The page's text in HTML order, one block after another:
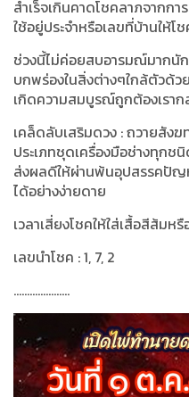
สำเร็จเกินคาดโชคลาภจากกา
ใช้อยู่ประจำหรือเลขที่บ้านให้
ช่วงนี้ไม่ค่อยสบอารมณ์มากนั
บกพร่องในสิ่งต่างๆใกล้ตัวด้ว
เกิดความสมบูรณ์ถูกต้องเราก
เคล็ดลับเสริมดวง :ถวายสังฆ
ประเภทชุดเครื่องมือช่างทุกช
ส่งผลดีให้ผ่านพ้นอุปสรรคปัญ
ได้อย่างง่ายดาย
เวลาเสี่ยงโชคให้ใส่เสื้อสีส้มห
เลขนำโชค : 1, 7, 2
.....................